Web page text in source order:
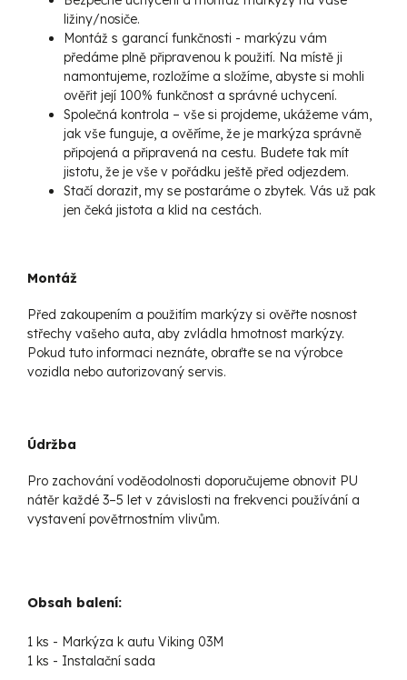
ližiny/nosiče.
Montáž s garancí funkčnosti - markýzu vám
předáme plně připravenou k použití. Na místě ji
namontujeme, rozložíme a složíme, abyste si mohli
ověřit její 100% funkčnost a správné uchycení.
Společná kontrola – vše si projdeme, ukážeme vám,
jak vše funguje, a ověříme, že je markýza správně
připojená a připravená na cestu. Budete tak mít
jistotu, že je vše v pořádku ještě před odjezdem.
Stačí dorazit, my se postaráme o zbytek. Vás už pak
jen čeká jistota a klid na cestách.
Montáž
Před zakoupením a použitím markýzy si ověřte nosnost
střechy vašeho auta, aby zvládla hmotnost markýzy.
Pokud tuto informaci neznáte, obraťte se na výrobce
vozidla nebo autorizovaný servis.
Údržba
Pro zachování voděodolnosti doporučujeme obnovit PU
nátěr každé 3–5 let v závislosti na frekvenci používání a
vystavení povětrnostním vlivům.
Obsah balení:
1 ks - Markýza k autu Viking 03M
1 ks - Instalační sada